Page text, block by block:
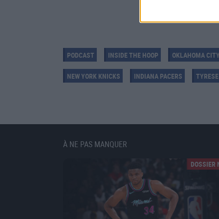
PODCAST INSIDE THE HOOP OKLAHOMA
NEW YORK KNICKS INDIANA PACERS
À NE PAS MANQUER
DOSSIER